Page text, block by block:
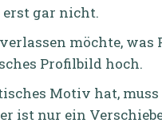
erst gar nicht.
möchte, was
Profilbild hoch.
Motiv hat,
ist nur ein